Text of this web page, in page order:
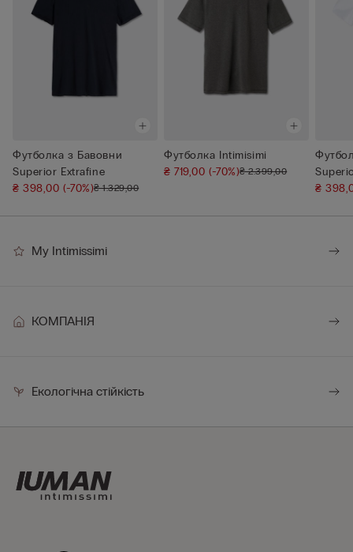
Футболка з Бавовни
Superior Extrafine
₴ 398,00(-70%)₴ 1.329,00
Футболка Intimisimi
₴ 719,00(-70%)₴ 2.399,00
₴
My Intimissimi
КОМПАНІЯ
Екологічна стійкість